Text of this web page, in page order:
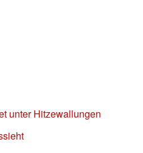
unter Hitzewallungen